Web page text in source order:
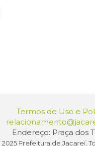
Termos de Uso e
Endereço: Praça dos
2025 Prefeitura de Jacareí.